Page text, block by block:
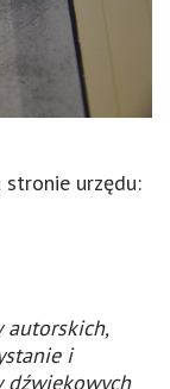
urzędu:
autorskich,
i